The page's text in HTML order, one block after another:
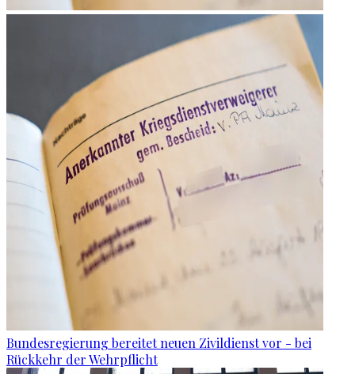
Bundesregierung bereitet neuen Zivildienst vor - bei
Rückkehr der Wehrpflicht